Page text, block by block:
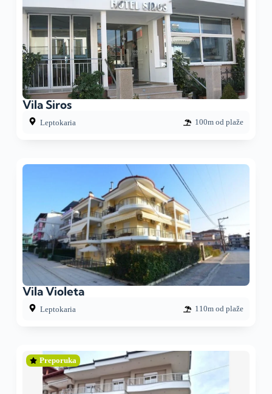
Vila Siros
Leptokaria 100m od plaže
Vila Violeta
Leptokaria 110m od plaže
Preporuka